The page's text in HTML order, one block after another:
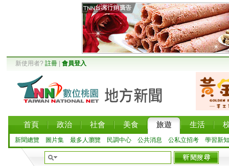
新使用者? 註冊 會員登入
首頁 政治 社會 美食 旅遊 生活
新聞總覽 圖片集 最多人瀏覽 民調中心 公共消息 公私立招考 學習新知